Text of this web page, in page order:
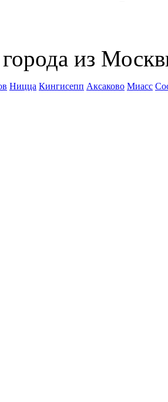
из
Ницца Кингисепп Аксаково Миасс